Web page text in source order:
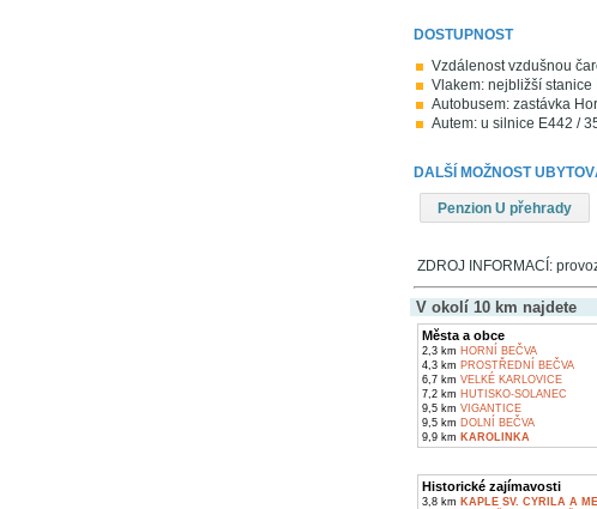
DOSTUPNOST
Vzdálenost vzdušnou
Vlakem: nejbližší
Autobusem: zastávka
Autem: u silnice E442 /
DALŠÍ MOŽNOST
Penzion U přehrady
ZDROJ INFORMACÍ:
V okolí 10 km najdete
Města a obce
2,3 km HORNÍ BEČVA
4,3 km PROSTŘEDNÍ BEČVA
6,7 km VELKÉ KARLOVICE
7,2 km HUTISKO-SOLANEC
9,5 km VIGANTICE
9,5 km DOLNÍ BEČVA
9,9 km KAROLINKA
Historické zajímavosti
3,8 km KAPLE SV. CYRILA A